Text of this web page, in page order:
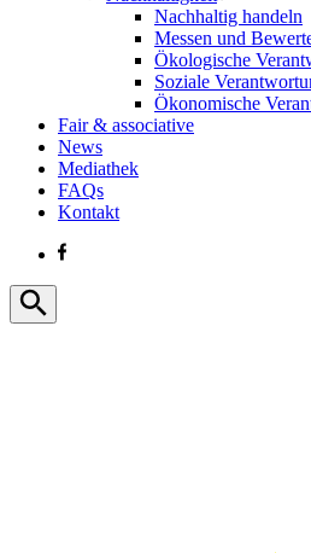
Nachhaltig handeln
Messen und
Ökologische
Soziale
Ökonomische
Fair & associative
News
Mediathek
FAQs
Kontakt